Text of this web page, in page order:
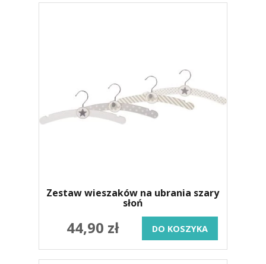
Zestaw wieszaków na ubrania szary
słoń
44,90 zł DO KOSZYKA